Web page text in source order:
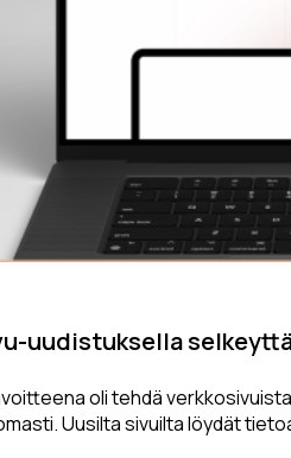
uudistuksella
oli tehdä
Uusilta sivuilta löydät